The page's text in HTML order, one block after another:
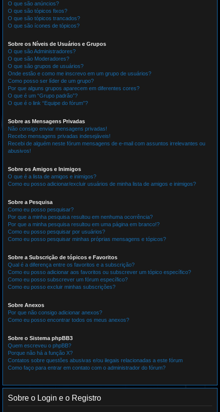
O que são anúncios?
O que são tópicos fixos?
O que são tópicos trancados?
O que são ícones de tópicos?
Sobre os Níveis de Usuários e Grupos
O que são Administradores?
O que são Moderadores?
O que são grupos de usuários?
Onde estão e como me inscrevo em um grupo de usuários?
Como posso ser líder de um grupo?
Por que alguns grupos aparecem em diferentes cores?
O que é um “Grupo padrão”?
O que é o link “Equipe do fórum”?
Sobre as Mensagens Privadas
Não consigo enviar mensagens privadas!
Recebo mensagens privadas indesejáveis!
Recebi de alguém neste fórum mensagens de e-mail com assuntos irrelevantes ou
abusivos!
Sobre os Amigos e Inimigos
O que é a lista de amigos e inimigos?
Como eu posso adicionar/excluir usuários de minha lista de amigos e inimigos?
Sobre a Pesquisa
Como eu posso pesquisar?
Por que a minha pesquisa resultou em nenhuma ocorrência?
Por que a minha pesquisa resultou em uma página em branco!?
Como eu posso pesquisar por usuários?
Como eu posso pesquisar minhas próprias mensagens e tópicos?
Sobre a Subscrição de tópicos e Favoritos
Qual é a diferença entre os favoritos e a subscrição?
Como eu posso adicionar aos favoritos ou subscrever um tópico específico?
Como eu posso subscrever um fórum específico?
Como eu posso excluir minhas subscrições?
Sobre Anexos
Por que não consigo adicionar anexos?
Como eu posso encontrar todos os meus anexos?
Sobre o Sistema phpBB3
Quem escreveu o phpBB?
Porque não há a função X?
Contatos sobre questões abusivas e/ou ilegais relacionadas a este fórum
Como faço para entrar em contato com o administrador do fórum?
Sobre o Login e o Registro